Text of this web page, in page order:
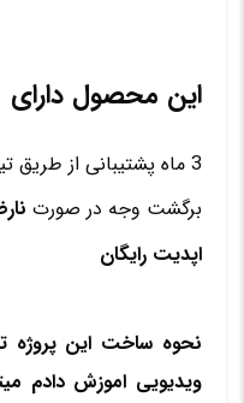
این محصول دارای
3 ماه پشتیبانی از طریق تیکت
برگشت وجه در صورت
اپدیت رایگان
نحوه ساخت این پروژه
ویدیویی اموزش دادم